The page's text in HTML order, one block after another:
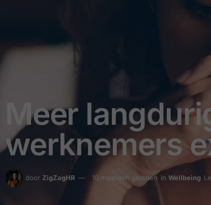
Meer
werknemers
door ZigZagHR 10 maanden geleden in Wellbeing